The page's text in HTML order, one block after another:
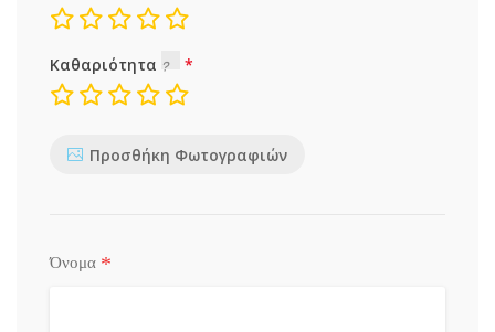
Καθαριότητα
Προσθήκη Φωτογραφιών
Όνομα *